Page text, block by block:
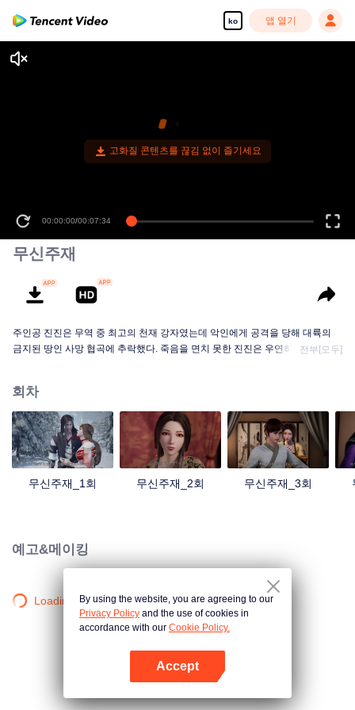
ko 앱 열기
고화질 콘텐츠를 끊김 없이 즐기세요
00:00:00/00:07:34
무신주재
주인공 진진은 무역 중 최고의 천재 강자였는데 악인에게 공격을 당해 대륙의
금지된 땅인 사망 협곡에 추락했다. 죽음을 면치 못한 진진은 우연히 신비한 고
을 지키기 위해 진진은 의연하게 천하 다섯 나라를 지키는 큰 임무를 짊어지고,
다시 한번 무도길을 밟았다.
전부[모두]
회차
무신주재_1회 무신주재_2회 무신주재_3회
예고&메이킹
Loading…By using the website, you are agreeing to our
Privacy Policy and the use of cookies in
accordance with our Cookie Policy.
Accept